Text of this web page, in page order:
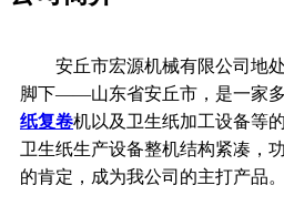
安丘市宏源机械有限公司地处
脚下——山东省安丘市，是一家
纸复卷机以及卫生纸加工设备等
卫生纸生产设备整机结构紧凑，
的肯定，成为我公司的主打产品。